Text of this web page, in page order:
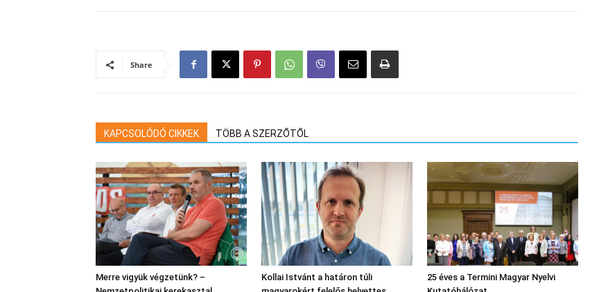
Share
KAPCSOLÓDÓ CIKKEK TÖBB A SZERZŐTŐL
Merre vigyük végzetünk? –
Kollai Istvánt a határon túli
25 éves a Termini Magyar Nyelvi